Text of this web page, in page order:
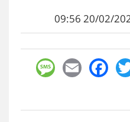
אלימות במשפחה
עו"דTwitter
Facebook
Email